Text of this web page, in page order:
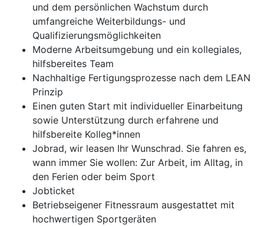
und dem persönlichen Wachstum durch
umfangreiche Weiterbildungs- und
Qualifizierungsmöglichkeiten
Moderne Arbeitsumgebung und ein kollegiales,
hilfsbereites Team
Nachhaltige Fertigungsprozesse nach dem LEAN
Prinzip
Einen guten Start mit individueller Einarbeitung
sowie Unterstützung durch erfahrene und
hilfsbereite Kolleg*innen
Jobrad, wir leasen Ihr Wunschrad. Sie fahren es,
wann immer Sie wollen: Zur Arbeit, im Alltag, in
den Ferien oder beim Sport
Jobticket
Betriebseigener Fitnessraum ausgestattet mit
hochwertigen Sportgeräten